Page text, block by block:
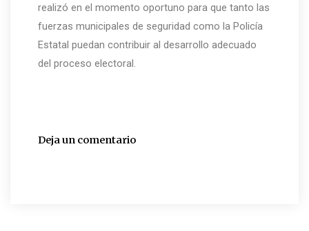
realizó en el momento oportuno para que tanto las
fuerzas municipales de seguridad como la Policía
Estatal puedan contribuir al desarrollo adecuado
del proceso electoral.
Deja un comentario